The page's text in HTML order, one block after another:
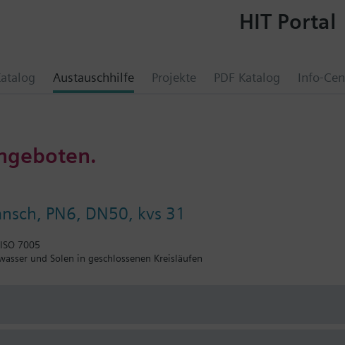
Austauschhilfe Projekte PDF Katalog Info-
HIT Portal
PN6, DN50, kvs 31
7005
und Solen in geschlossenen Kreisläufen